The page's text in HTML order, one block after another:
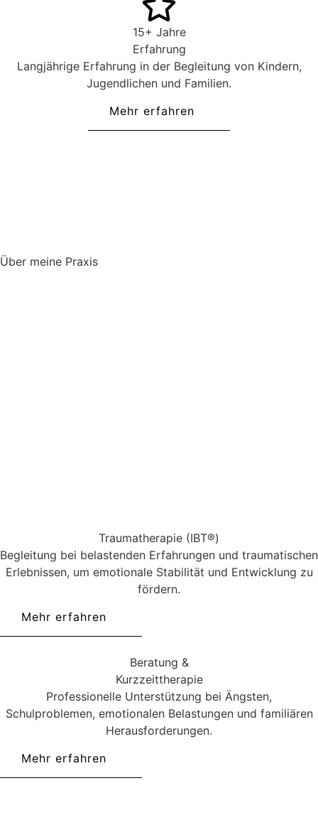
15+ Jahre
Erfahrung
Langjährige Erfahrung in der Begleitung von Kindern,
Jugendlichen und Familien.
Mehr erfahren
Über meine Praxis
Traumatherapie (IBT®)
Begleitung bei belastenden Erfahrungen und traumatischen
Erlebnissen, um emotionale Stabilität und Entwicklung zu
fördern.
Mehr erfahren
Beratung &
Kurzzeittherapie
Professionelle Unterstützung bei Ängsten,
Schulproblemen, emotionalen Belastungen und familiären
Herausforderungen.
Mehr erfahren